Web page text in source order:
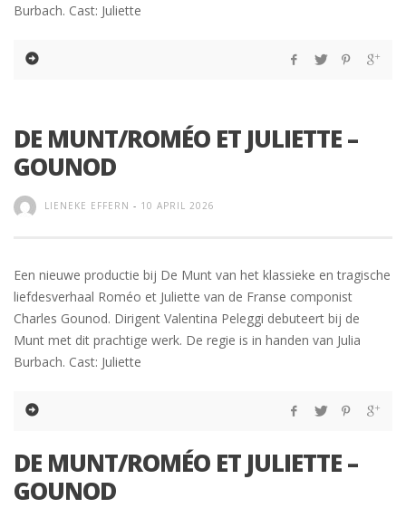
Burbach. Cast: Juliette
DE MUNT/ROMÉO ET JULIETTE –
GOUNOD
LIENEKE EFFERN - 10 APRIL 2026
Een nieuwe productie bij De Munt van het klassieke en tragische
liefdesverhaal Roméo et Juliette van de Franse componist
Charles Gounod. Dirigent Valentina Peleggi debuteert bij de
Munt met dit prachtige werk. De regie is in handen van Julia
Burbach. Cast: Juliette
DE MUNT/ROMÉO ET JULIETTE –
GOUNOD